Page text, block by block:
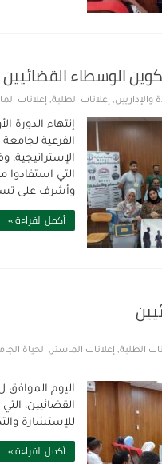
الوسطاء القضائيين
والإداريين, إعلانات الطلبة, إعلانات
إنتهاء
الفرعية
التي استفادوا
وأشرف على
أكمل القراءة »
الطلبة, إعلانات الماستر, الحياة
القضائيين،
للإستشارة
أكمل القراءة »